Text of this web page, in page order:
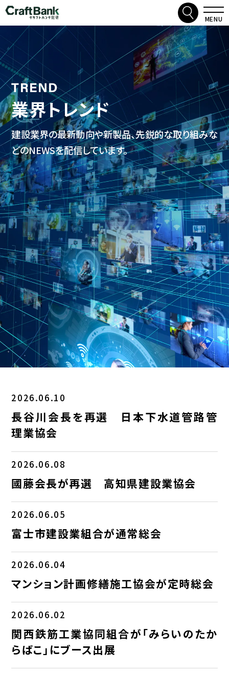
MENU
検索
TREND
業界トレンド
建設業界の最新動向や新製品、先鋭的な取り組みな
どのNEWSを配信しています。
2026.06.10
長谷川会長を再選 日本下水道管路管
理業協会
2026.06.08
國藤会長が再選 高知県建設業協会
2026.06.05
富士市建設業組合が通常総会
2026.06.04
マンション計画修繕施工協会が定時総会
2026.06.02
関西鉄筋工業協同組合が「みらいのたか
らばこ」にブース出展